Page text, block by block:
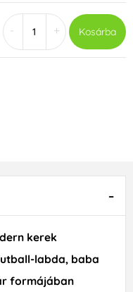
+ Kosárba
kerek
labda, baba
formájában